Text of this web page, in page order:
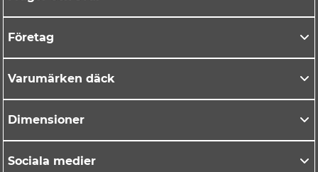
Företag
Varumärken däck
Dimensioner
Sociala medier